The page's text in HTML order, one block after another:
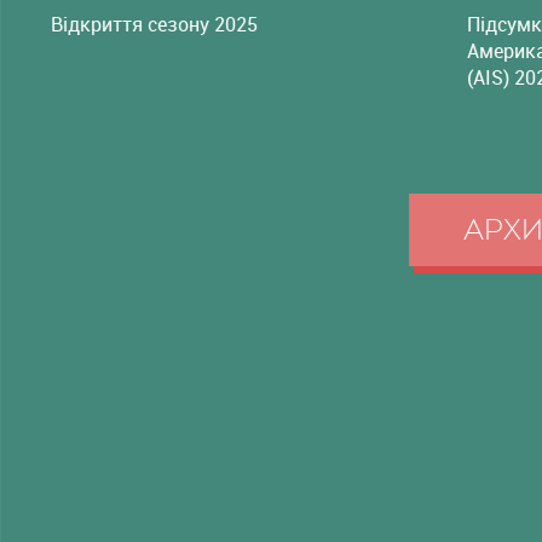
Відкриття сезону 2025
(AIS)